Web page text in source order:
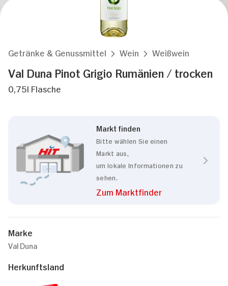
Getränke & Genussmittel Wein Weißwein
Val Duna Pinot Grigio Rumänien / trocken
0,75l Flasche
Markt finden
Bitte wählen Sie einen
Markt aus,
um lokale Informationen zu
sehen.
Zum Marktfinder
Marke
Val Duna
Herkunftsland